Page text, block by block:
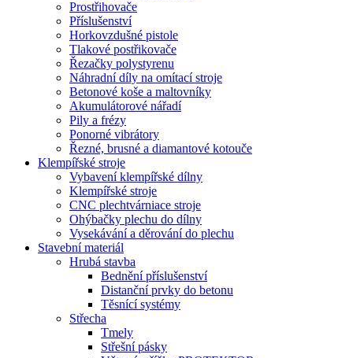
Prostřihovače
Příslušenství
Horkovzdušné pistole
Tlakové postřikovače
Řezačky polystyrenu
Náhradní díly na omítací stroje
Betonové koše a maltovníky
Akumulátorové nářadí
Pily a frézy
Ponorné vibrátory
Řezné, brusné a diamantové kotouče
Klempířské stroje
Vybavení klempířské dílny
Klempířské stroje
CNC plechtvárniace stroje
Ohýbačky plechu do dílny
Vysekávání a děrování do plechu
Stavební materiál
Hrubá stavba
Bednění příslušenství
Distanční prvky do betonu
Těsnící systémy
Střecha
Tmely
Střešní pásky